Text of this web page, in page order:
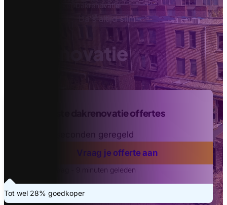
Vind de beste dakrenovatie offertes
Binnen 20 seconden geregeld
Vraag je offerte aan
Laatste aanvraag - 9 minuten geleden
Tot wel 28% goedkoper
Dakrenovatie
Da's altijd slim!
Dakrenovatie